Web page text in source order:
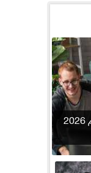
أفضل موقع لمشاهدة كأس العالم 2026